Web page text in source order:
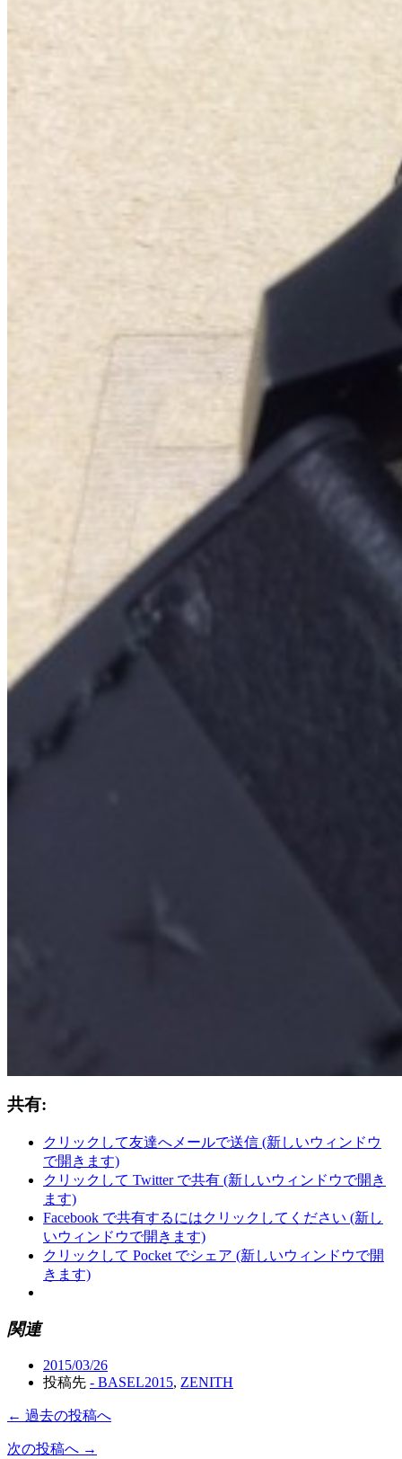
共有:
クリックして友達へメールで送信 (新しいウィンドウ
で開きます)
クリックして Twitter で共有 (新しいウィンドウで開き
ます)
Facebook で共有するにはクリックしてください (新し
いウィンドウで開きます)
クリックして Pocket でシェア (新しいウィンドウで開
きます)
関連
2015/03/26
投稿先 - BASEL2015, ZENITH
← 過去の投稿へ
次の投稿へ →